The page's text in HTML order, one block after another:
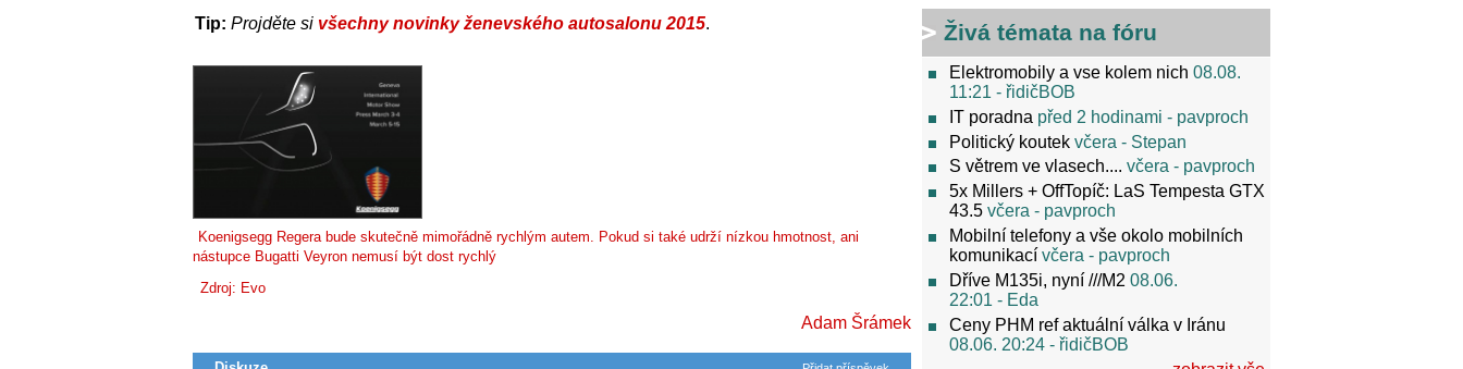
Tip: Projděte si všechny novinky ženevského autosalonu 2015.
Koenigsegg Regera bude skutečně mimořádně rychlým autem. Pokud si také udrží nízkou hmotnost, ani
nástupce Bugatti Veyron nemusí být dost rychlý
Zdroj: Evo
Adam Šrámek
Živá témata na fóru
Elektromobily a vse kolem nich 08.08.
11:21 - řidičBOB
IT poradna před 2 hodinami - pavproch
Politický koutek včera - Stepan
S větrem ve vlasech.... včera - pavproch
5x Millers + OffTopíč: LaS Tempesta GTX
43.5 včera - pavproch
Mobilní telefony a vše okolo mobilních
komunikací včera - pavproch
Dříve M135i, nyní ///M2 08.06.
22:01 - Eda
Ceny PHM ref aktuální válka v Iránu
08.06. 20:24 - řidičBOB